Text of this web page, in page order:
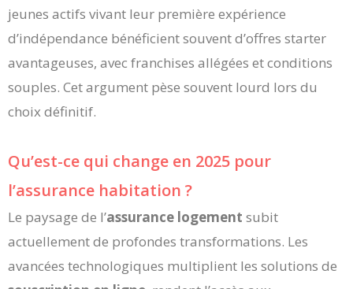
jeunes actifs vivant leur première expérience
d’indépendance bénéficient souvent d’offres starter
avantageuses, avec franchises allégées et conditions
souples. Cet argument pèse souvent lourd lors du
choix définitif.
Qu’est-ce qui change en 2025 pour
l’assurance habitation ?
Le paysage de l’assurance logement subit
actuellement de profondes transformations. Les
avancées technologiques multiplient les solutions de